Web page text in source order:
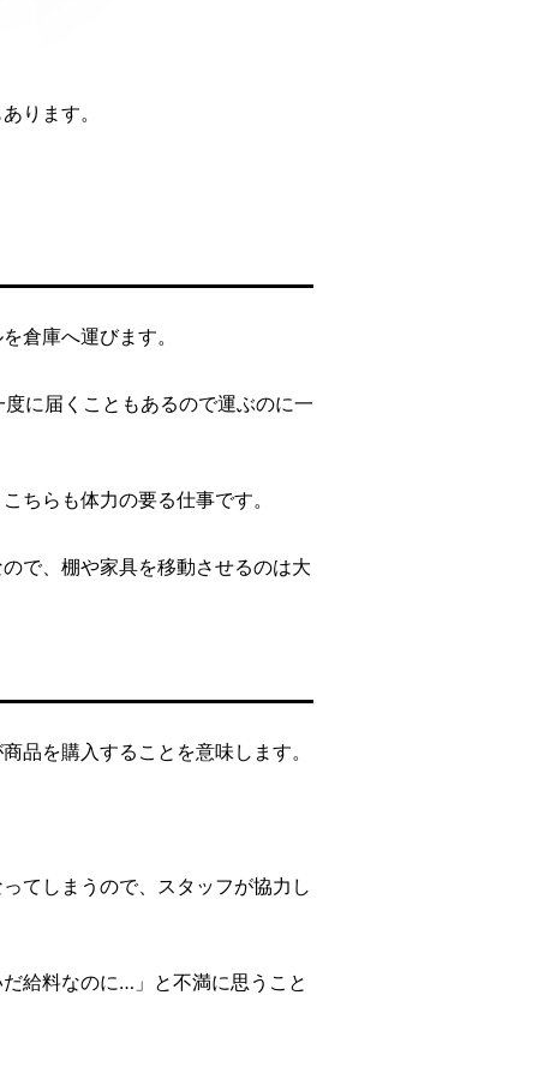
ります。
倉庫へ運びます。
に届くこともあるので運ぶのに一
ちらも体力の要る仕事です。
で、棚や家具を移動させるのは大
品を購入することを意味します。
てしまうので、スタッフが協力し
給料なのに…」と不満に思うこと